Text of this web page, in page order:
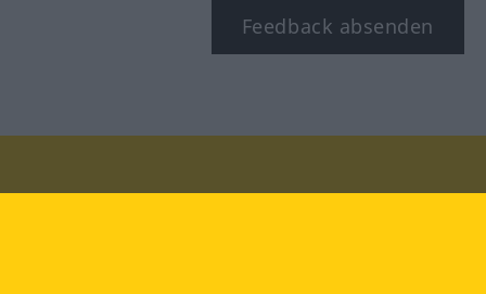
Feedback absenden
Besuchen Sie uns auf: